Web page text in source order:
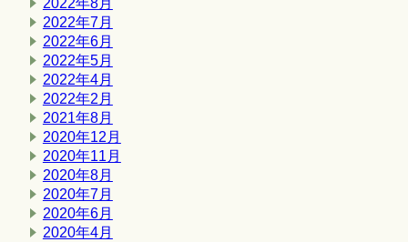
2022年8月
2022年7月
2022年6月
2022年5月
2022年4月
2022年2月
2021年8月
2020年12月
2020年11月
2020年8月
2020年7月
2020年6月
2020年4月